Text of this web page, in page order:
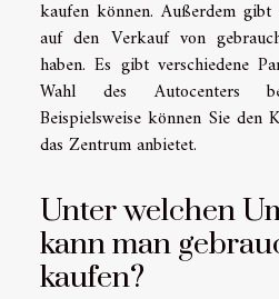
kaufen können.Außerdem
auf den Verkauf von
haben. Es gibt verschiedene
Wahl des Autocenters
Beispielsweise können Sie den
das Zentrum anbietet.
Unter welchen
kann man
kaufen?